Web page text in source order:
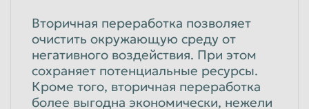
Вторичная переработка позволяет
очистить окружающую среду от
негативного воздействия. При этом
сохраняет потенциальные ресурсы.
Кроме того, вторичная переработка
более выгодна экономически, нежели